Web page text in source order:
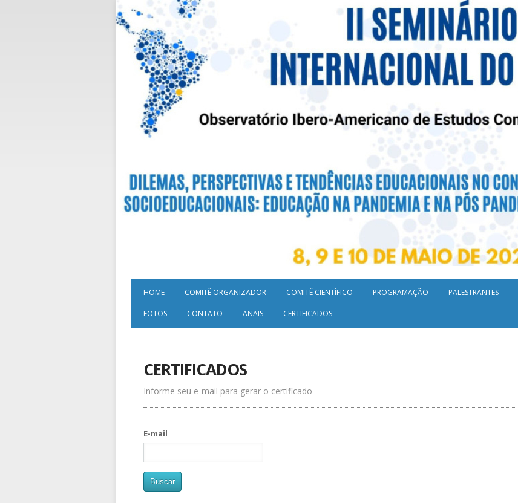
HOME COMITÊ ORGANIZADOR COMITÊ CIENTÍFICO PROGRAMAÇÃO PALESTRANTES
FOTOS CONTATO ANAIS CERTIFICADOS
CERTIFICADOS
Informe seu e-mail para gerar o certificado
E-mail